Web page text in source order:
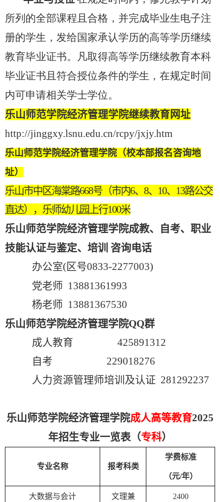
所列的全部课程且合格，并完成毕业生电子注
册的学生，发给国家承认学历的高等学历继续
教育毕业证书。凡取得高等学历继续教育本科
毕业证书且符合授位条件的学生，在规定时间
内可申请相关学士学位。
乐山师范学院经济管理学院继续教育网址
http://jinggxy.lsnu.edu.cn/rcpy/jxjy.htm
乐山师范学院经济管理学院（校本部报名咨询地
址）
乐山市中区海棠路668号（市内6、8、10、13路公交
直达），乐师幼儿园上行100米
乐山师范学院经济管理学院成教、自考、职业
技能认证与鉴定、培训 咨询电话
办公室(区号0833-2277003)
党老师 13881361993
杨老师 13881367530
乐山师范学院经济管理学院QQ群
成人教育 425891312
自考 229018276
人力资源管理师培训及认证 281292237
乐山师范学院经济管理学院成人高等教育2025
年招生专业一览表（专科）
专业名称 报考科类
学费标准
（元/年）
大数据与会计 文理兼 2400